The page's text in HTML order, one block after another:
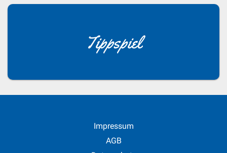
Tippspiel
Impressum
AGB